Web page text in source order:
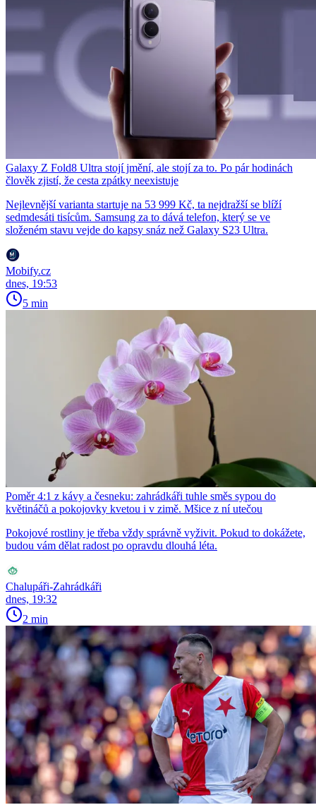
Galaxy Z Fold8 Ultra stojí jmění, ale stojí za to. Po pár hodinách
člověk zjistí, že cesta zpátky neexistuje
Nejlevnější varianta startuje na 53 999 Kč, ta nejdražší se blíží
sedmdesáti tisícům. Samsung za to dává telefon, který se ve
složeném stavu vejde do kapsy snáz než Galaxy S23 Ultra.
Mobify.cz
dnes, 19:53
5 min
Poměr 4:1 z kávy a česneku: zahrádkáři tuhle směs sypou do
květináčů a pokojovky kvetou i v zimě. Mšice z ní utečou
Pokojové rostliny je třeba vždy správně vyživit. Pokud to dokážete,
budou vám dělat radost po opravdu dlouhá léta.
Chalupáři-Zahrádkáři
dnes, 19:32
2 min